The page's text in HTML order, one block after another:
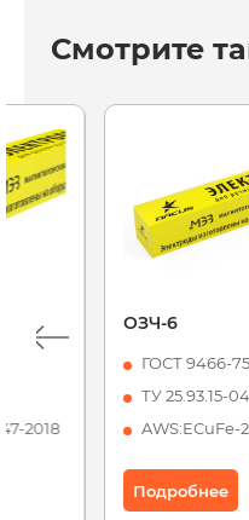
Смотрите
2018
ОЗЧ-6
ГОСТ 9466-75
ТУ 25.93.15-
AWS:ECuFe-
Подробнее